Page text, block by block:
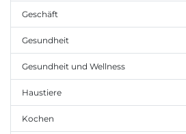
Geschäft
Gesundheit
Gesundheit und Wellness
Haustiere
Kochen